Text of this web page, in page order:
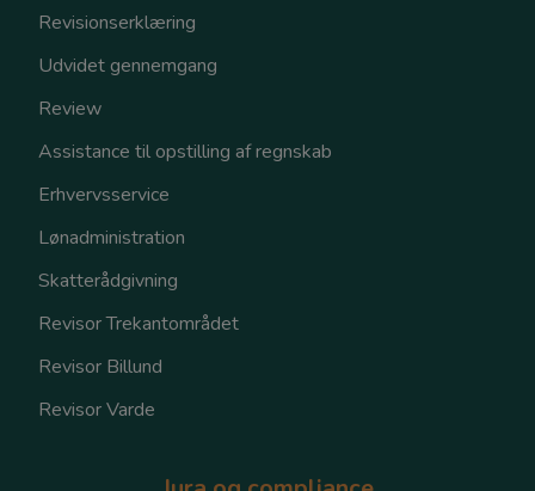
Revisionserklæring
Udvidet gennemgang
Review
Assistance til opstilling af regnskab
Erhvervsservice
Lønadministration
Skatterådgivning
Revisor Trekantområdet
Revisor Billund
Revisor Varde